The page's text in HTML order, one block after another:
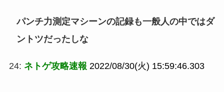
パンチ力測定マシーンの記録も一般人の中ではダ
ントツだったしな
24: ネトゲ攻略速報 2022/08/30(火) 15:59:46.303